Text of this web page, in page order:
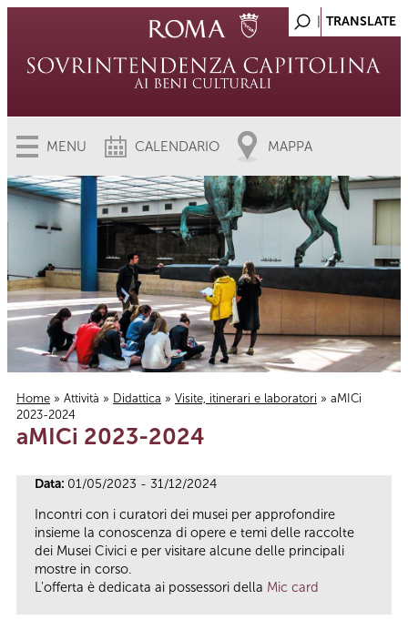
MENU CALENDARIO MAPPA
Tu sei qui
Home » Attività » Didattica » Visite, itinerari e laboratori » aMICi
2023-2024
aMICi 2023-2024
Data: 01/05/2023 - 31/12/2024
Incontri con i curatori dei musei per approfondire
insieme la conoscenza di opere e temi delle raccolte
dei Musei Civici e per visitare alcune delle principali
mostre in corso.
L'offerta è dedicata ai possessori della Mic card